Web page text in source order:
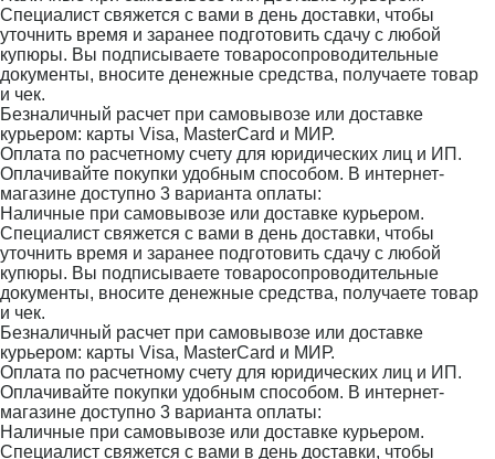
Специалист свяжется с вами в день доставки, чтобы
уточнить время и заранее подготовить сдачу с любой
купюры. Вы подписываете товаросопроводительные
документы, вносите денежные средства, получаете товар
и чек.
Безналичный расчет при самовывозе или доставке
курьером: карты Visa, MasterCard и МИР.
Оплата по расчетному счету для юридических лиц и ИП.
Оплачивайте покупки удобным способом. В интернет-
магазине доступно 3 варианта оплаты:
Наличные при самовывозе или доставке курьером.
Специалист свяжется с вами в день доставки, чтобы
уточнить время и заранее подготовить сдачу с любой
купюры. Вы подписываете товаросопроводительные
документы, вносите денежные средства, получаете товар
и чек.
Безналичный расчет при самовывозе или доставке
курьером: карты Visa, MasterCard и МИР.
Оплата по расчетному счету для юридических лиц и ИП.
Оплачивайте покупки удобным способом. В интернет-
магазине доступно 3 варианта оплаты:
Наличные при самовывозе или доставке курьером.
Специалист свяжется с вами в день доставки, чтобы